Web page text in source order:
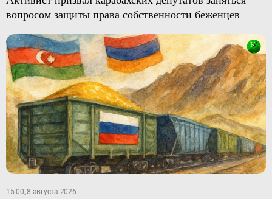
вопросом защиты права собственности беженцев
15:00, 8 августа 2026